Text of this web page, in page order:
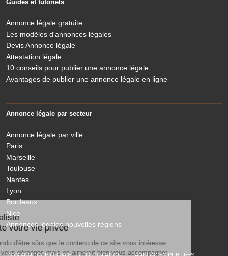
Le Légaliste
respecte votre vie privée
On a attendu d'être sûrs que le contenu de ce site vous intéresse
avant de vous déranger, mais on aimerait bien vous accompagner
Guides et tutoriels
Annonce légale gratuite
Les modèles d'annonces légales
Devis Annonce légale
Attestation légale
10 conseils pour publier une annonce légale
Avantages de publier une annonce légale en ligne
Annonce légale par secteur
Annonce légale par ville
Paris
Marseille
Toulouse
Nantes
Lyon
Bordeaux
Nice
Annonces légales nouvelles régions